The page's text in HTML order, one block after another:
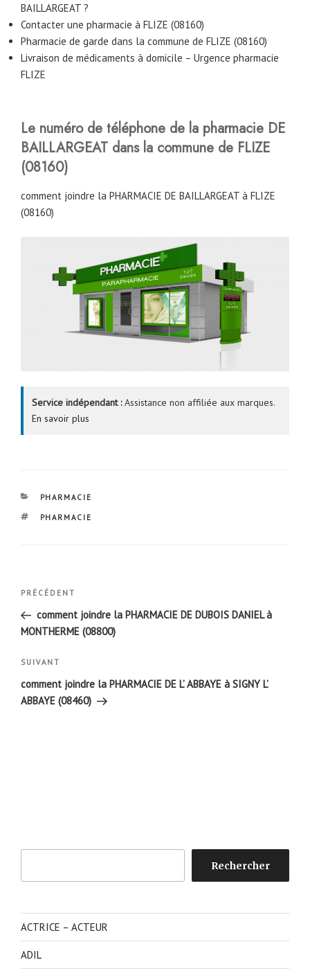
BAILLARGEAT ?
Contacter une pharmacie à FLIZE (08160)
Pharmacie de garde dans la commune de FLIZE (08160)
Livraison de médicaments à domicile – Urgence pharmacie
FLIZE
Le numéro de téléphone de la pharmacie DE
BAILLARGEAT dans la commune de FLIZE
(08160)
comment joindre la PHARMACIE DE BAILLARGEAT à FLIZE
(08160)
Service indépendant :Assistance non affiliée aux marques.
En savoir plus
CATÉGORIES
PHARMACIE
ÉTIQUETTES
PHARMACIE
Navigation
l’article
Article
précédent
PRÉCÉDENT
comment joindre la PHARMACIE DE DUBOIS DANIEL à
MONTHERME (08800)
Article
suivant
SUIVANT
comment joindre la PHARMACIE DE L’ ABBAYE à SIGNY L’
ABBAYE (08460)
Rechercher
ACTRICE – ACTEUR
ADIL